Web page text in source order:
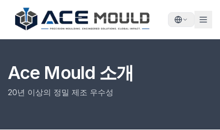
Ace Mould 소개
20년 이상의 정밀 제조 우수성